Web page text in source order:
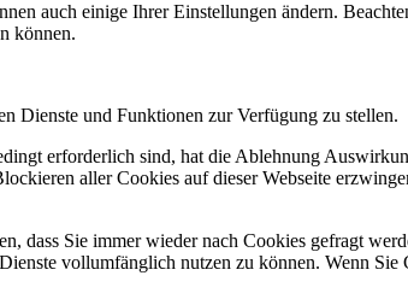
auch einige Ihrer Einstellungen ändern.
können.
Dienste und Funktionen zur Verfügung zu stellen.
erforderlich sind, hat die Ablehnung
aller Cookies auf dieser Webseite
dass Sie immer wieder nach Cookies gefragt
vollumfänglich nutzen zu können. Wenn